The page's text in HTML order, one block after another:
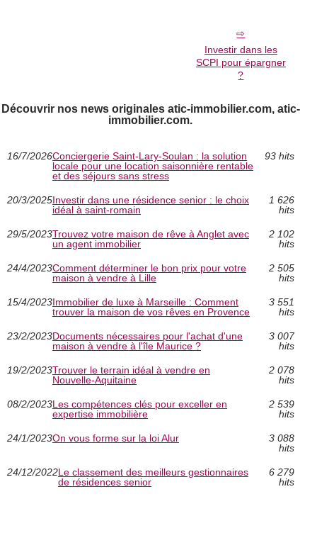
Investir dans les
SCPI pour épargner
?
Découvrir nos news originales atic-immobilier.com, atic-
immobilier.com.
16/7/2026Conciergerie Saint‑Lary‑Soulan : la solution
locale pour une location saisonnière rentable
et des séjours sans stress
93 hits
20/3/2025Investir dans une résidence senior : le choix
idéal à saint-romain
1 626
hits
29/5/2023Trouvez votre maison de rêve à Anglet avec
un agent immobilier
2 102
hits
24/4/2023Comment déterminer le bon prix pour votre
maison à vendre à Lille
2 505
hits
15/4/2023Immobilier de luxe à Marseille : Comment
trouver la maison de vos rêves en Provence
3 551
hits
23/2/2023Documents nécessaires pour l'achat d'une
maison à vendre à l'île Maurice ?
3 007
hits
19/2/2023Trouver le terrain idéal à vendre en
Nouvelle-Aquitaine
2 078
hits
08/2/2023Les compétences clés pour exceller en
expertise immobilière
2 539
hits
24/1/2023On vous forme sur la loi Alur
3 088
hits
24/12/2022Le classement des meilleurs gestionnaires
de résidences senior
6 279
hits